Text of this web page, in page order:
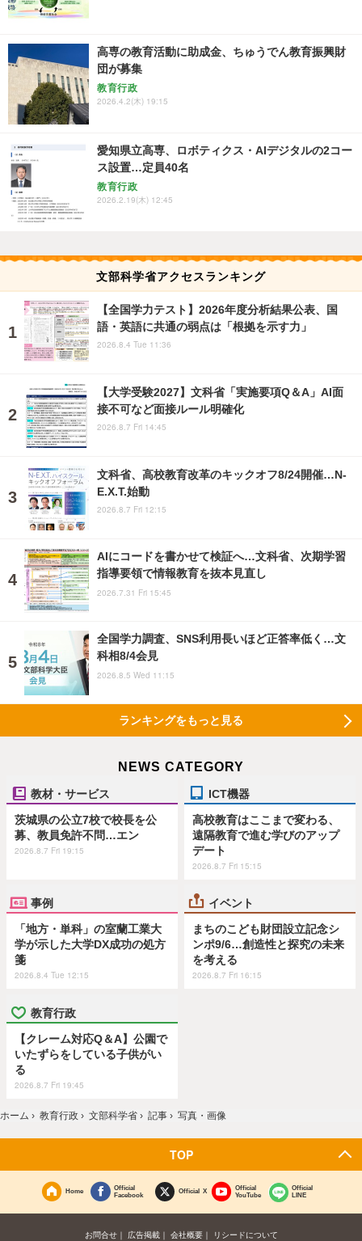
高専の教育活動に助成金、ちゅうでん教育振興財
団が募集
教育行政
2026.4.2(木) 19:15
愛知県立高専、ロボティクス・AIデジタルの2コー
ス設置…定員40名
教育行政
2026.2.19(木) 12:45
文部科学省アクセスランキング
【全国学力テスト】2026年度分析結果公表、国
語・英語に共通の弱点は「根拠を示す力」
2026.8.4 Tue 11:36
【大学受験2027】文科省「実施要項Q＆A」AI面
接不可など面接ルール明確化
2026.8.7 Fri 14:45
文科省、高校教育改革のキックオフ8/24開催…N-
E.X.T.始動
2026.8.7 Fri 12:15
AIにコードを書かせて検証へ…文科省、次期学習
指導要領で情報教育を抜本見直し
2026.7.31 Fri 15:45
全国学力調査、SNS利用長いほど正答率低く…文
科相8/4会見
2026.8.5 Wed 11:15
ランキングをもっと見る
NEWS CATEGORY
教材・サービス
茨城県の公立7校で校長を公
募、教員免許不問…エン
2026.8.7 Fri 19:15
ICT機器
高校教育はここまで変わる、
遠隔教育で進む学びのアップ
デート
2026.8.7 Fri 15:15
事例
「地方・単科」の室蘭工業大
学が示した大学DX成功の処方
箋
2026.8.4 Tue 12:15
イベント
まちのこども財団設立記念シ
ンポ9/6…創造性と探究の未来
を考える
2026.8.7 Fri 16:15
教育行政
【クレーム対応Q＆A】公園で
いたずらをしている子供がい
る
2026.8.7 Fri 19:45
ホーム › 教育行政 › 文部科学省 › 記事 › 写真・画像
TOP
Home
Official
Facebook
Official X
Official
YouTube
Official
LINE
お問合せ 広告掲載 会社概要 リシードについて